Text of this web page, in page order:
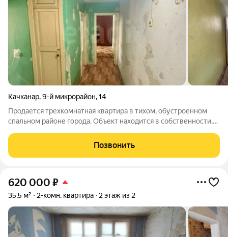
Качканар,9-й микрорайон,14
Продается трехкомнатная квартира в тихом, обустроенном
спальном районе города. Объект находится в собственности,
залогов и обременений, что гарантирует быструю и
безопасную сделку. Освобождение
Позвонить
620 000 ₽
35,5 м² 2-комн. квартира 2 этаж из 2